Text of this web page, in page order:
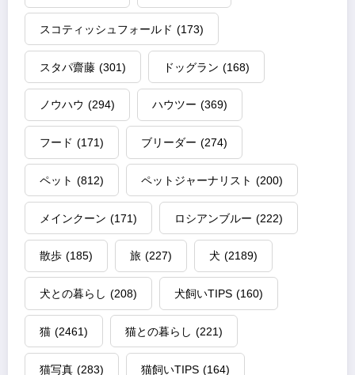
スコティッシュフォールド (173)
スタパ齋藤 (301) ドッグラン (168)
ノウハウ (294) ハウツー (369)
フード (171) ブリーダー (274)
ペット (812) ペットジャーナリスト (200)
メインクーン (171) ロシアンブルー (222)
散歩 (185) 旅 (227) 犬 (2189)
犬との暮らし (208) 犬飼いTIPS (160)
猫 (2461) 猫との暮らし (221)
猫写真 (283) 猫飼いTIPS (164)